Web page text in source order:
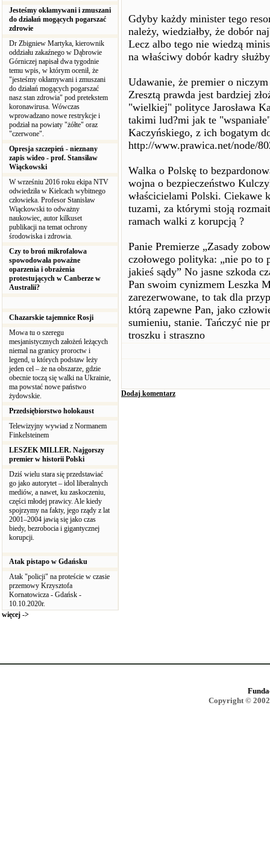
Jesteśmy okłamywani i zmuszani
do działań mogących pogarszać
zdrowie
Dr Zbigniew Martyka, kierownik
oddziału zakaźnego w Dąbrowie
Górniczej napisał dwa tygodnie
temu wpis, w którym ocenił, że
"jesteśmy okłamywani i zmuszani
do działań mogących pogarszać
nasz stan zdrowia" pod pretekstem
koronawirusa. Wówczas
wprowadzano nowe restrykcje i
podział na powiaty "żółte" oraz
"czerwone".
Opresja szczepień - nieznany
zapis wideo - prof. Stansiław
Wiąckowski
W wrześniu 2016 roku ekipa NTV
odwiedziła w Kielcach wybitnego
człowieka. Profesor Stanisław
Wiąckowski to odważny
naukowiec, autor kilkuset
publikacji na temat ochrony
środowiska i zdrowia.
Czy to broń mikrofalowa
spowodowała poważne
oparzenia i obrażenia
protestujących w Canberze w
Australii?
Chazarskie tajemnice Rosji
Mowa tu o szeregu
mesjanistycznych założeń leżących
niemal na granicy proroctw i
legend, u których podstaw leży
jeden cel – że na obszarze, gdzie
obecnie toczą się walki na Ukrainie,
ma powstać nowe państwo
żydowskie.
Przedsiębiorstwo holokaust
Telewizyjny wywiad z Normanem
Finkelsteinem
LESZEK MILLER. Najgorszy
premier w historii Polski
Dziś wielu stara się przedstawiać
go jako autorytet – idol liberalnych
mediów, a nawet, ku zaskoczeniu,
części młodej prawicy. Ale kiedy
spojrzymy na fakty, jego rządy z lat
2001–2004 jawią się jako czas
biedy, bezrobocia i gigantycznej
korupcji.
Atak pistapo w Gdańsku
Atak "policji" na proteście w czasie
przemowy Krzysztofa
Kornatowicza - Gdańsk -
10.10.2020r.
więcej ->
Gdyby każdy minister tego
należy, wiedziałby, że dobór
Lecz albo tego nie wiedzą
na właściwy dobór kadry
Udawanie, że premier o
Zresztą prawda jest bardziej
"wielkiej" polityce Jarosława
takimi lud?mi jak te
Kaczyńskiego, z ich bogatym
http://www.prawica.net/node/
Walka o Polskę to
wojna o bezpieczeństwo
właścicielami Polski. Ciekawe
tuzami, za którymi stoją
ramach walki z korupcją ?
Panie Premierze „Zasady
czołowego polityka: „nie po to
jakieś sądy” No jasne szkoda
Pan swoim cynizmem Leszka
zarezerwowane, to tak dla
którą zapewne Pan, jako
sumieniu, stanie. Tańczyć nie
troszku i straszno
Dodaj komentarz
Copyright ©